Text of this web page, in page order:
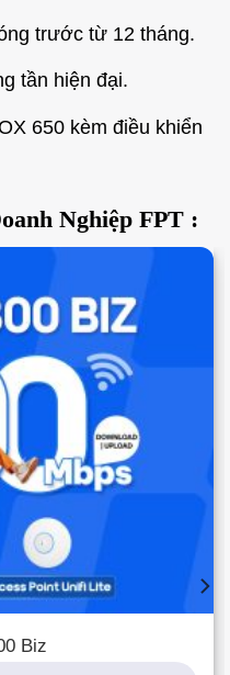
trước từ 12 tháng.
tần hiện đại.
650 kèm điều khiển
Nghiệp FPT :
Biz